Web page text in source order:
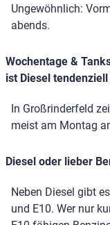
Ungewöhnlich:
abends.
Wochentage &
ist Diesel
In Großrinderfeld
meist am Montag
Diesel oder lieber
Neben Diesel gibt
und E10. Wer nur